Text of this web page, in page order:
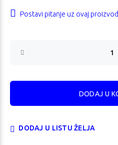
Postavi pitanje uz ovaj proizvod
DODAJ U LISTU ŽELJA